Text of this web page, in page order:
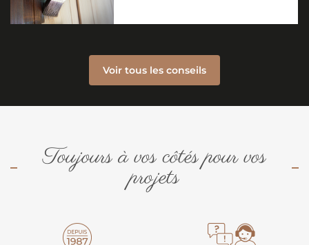
Voir tous les conseils
Toujours à vos côtés pour vos
projets